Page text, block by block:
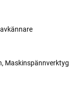
Maskinspännverktyg